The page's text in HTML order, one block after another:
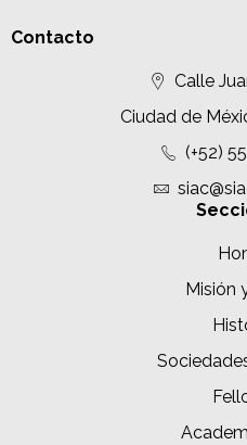
Contacto
Calle
Ciudad de
(+52)
Misión